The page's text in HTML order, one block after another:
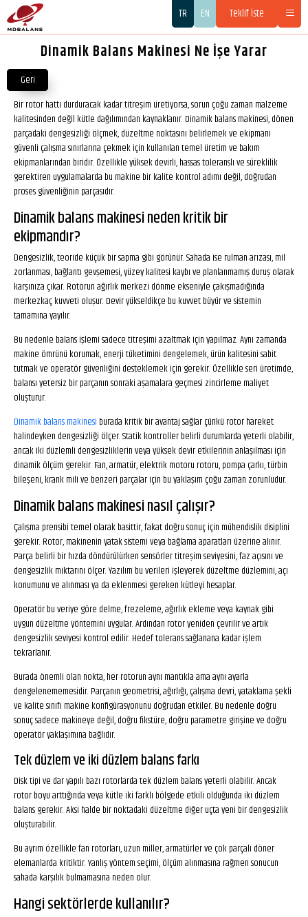
TR EN Teklif İste
Dinamik Balans Makinesi Ne İşe Yarar
Geri
Bir rotor hattı durduracak kadar titreşim üretiyorsa, sorun çoğu zaman malzeme
kalitesinden değil kütle dağılımından kaynaklanır. Dinamik balans makinesi, dönen
parçadaki dengesizliği ölçmek, düzeltme noktasını belirlemek ve ekipmanı
güvenli çalışma sınırlarına çekmek için kullanılan temel üretim ve bakım
ekipmanlarından biridir. Özellikle yüksek devirli, hassas toleranslı ve süreklilik
gerektiren uygulamalarda bu makine bir kalite kontrol adımı değil, doğrudan
proses güvenliğinin parçasıdır.
Dinamik balans makinesi neden kritik bir
ekipmandır?
Dengesizlik, teoride küçük bir sapma gibi görünür. Sahada ise rulman arızası, mil
zorlanması, bağlantı gevşemesi, yüzey kalitesi kaybı ve planlanmamış duruş olarak
karşınıza çıkar. Rotorun ağırlık merkezi dönme ekseniyle çakışmadığında
merkezkaç kuvveti oluşur. Devir yükseldikçe bu kuvvet büyür ve sistemin
tamamına yayılır.
Bu nedenle balans işlemi sadece titreşimi azaltmak için yapılmaz. Aynı zamanda
makine ömrünü korumak, enerji tüketimini dengelemek, ürün kalitesini sabit
tutmak ve operatör güvenliğini desteklemek için gerekir. Özellikle seri üretimde,
balansı yetersiz bir parçanın sonraki aşamalara geçmesi zincirleme maliyet
oluşturur.
Dinamik balans makinesi burada kritik bir avantaj sağlar çünkü rotor hareket
halindeyken dengesizliği ölçer. Statik kontroller belirli durumlarda yeterli olabilir,
ancak iki düzlemli dengesizliklerin veya yüksek devir etkilerinin anlaşılması için
dinamik ölçüm gerekir. Fan, armatür, elektrik motoru rotoru, pompa çarkı, türbin
bileşeni, krank mili ve benzeri parçalar için bu yaklaşım çoğu zaman zorunludur.
Dinamik balans makinesi nasıl çalışır?
Çalışma prensibi temel olarak basittir, fakat doğru sonuç için mühendislik disiplini
gerekir. Rotor, makinenin yatak sistemi veya bağlama aparatları üzerine alınır.
Parça belirli bir hızda döndürülürken sensörler titreşim seviyesini, faz açısını ve
dengesizlik miktarını ölçer. Yazılım bu verileri işleyerek düzeltme düzlemini, açı
konumunu ve alınması ya da eklenmesi gereken kütleyi hesaplar.
Operatör bu veriye göre delme, frezeleme, ağırlık ekleme veya kaynak gibi
uygun düzeltme yöntemini uygular. Ardından rotor yeniden çevrilir ve artık
dengesizlik seviyesi kontrol edilir. Hedef tolerans sağlanana kadar işlem
tekrarlanır.
Burada önemli olan nokta, her rotorun aynı mantıkla ama aynı ayarla
dengelenememesidir. Parçanın geometrisi, ağırlığı, çalışma devri, yataklama şekli
ve kalite sınıfı makine konfigürasyonunu doğrudan etkiler. Bu nedenle doğru
sonuç sadece makineye değil, doğru fikstüre, doğru parametre girişine ve doğru
operatör yaklaşımına bağlıdır.
Tek düzlem ve iki düzlem balans farkı
Disk tipi ve dar yapılı bazı rotorlarda tek düzlem balans yeterli olabilir. Ancak
rotor boyu arttığında veya kütle iki farklı bölgede etkili olduğunda iki düzlem
balans gerekir. Aksi halde bir noktadaki düzeltme diğer uçta yeni bir dengesizlik
oluşturabilir.
Bu ayrım özellikle fan rotorları, uzun miller, armatürler ve çok parçalı döner
elemanlarda kritiktir. Yanlış yöntem seçimi, ölçüm alınmasına rağmen sonucun
sahada karşılık bulmamasına neden olur.
Hangi sektörlerde kullanılır?